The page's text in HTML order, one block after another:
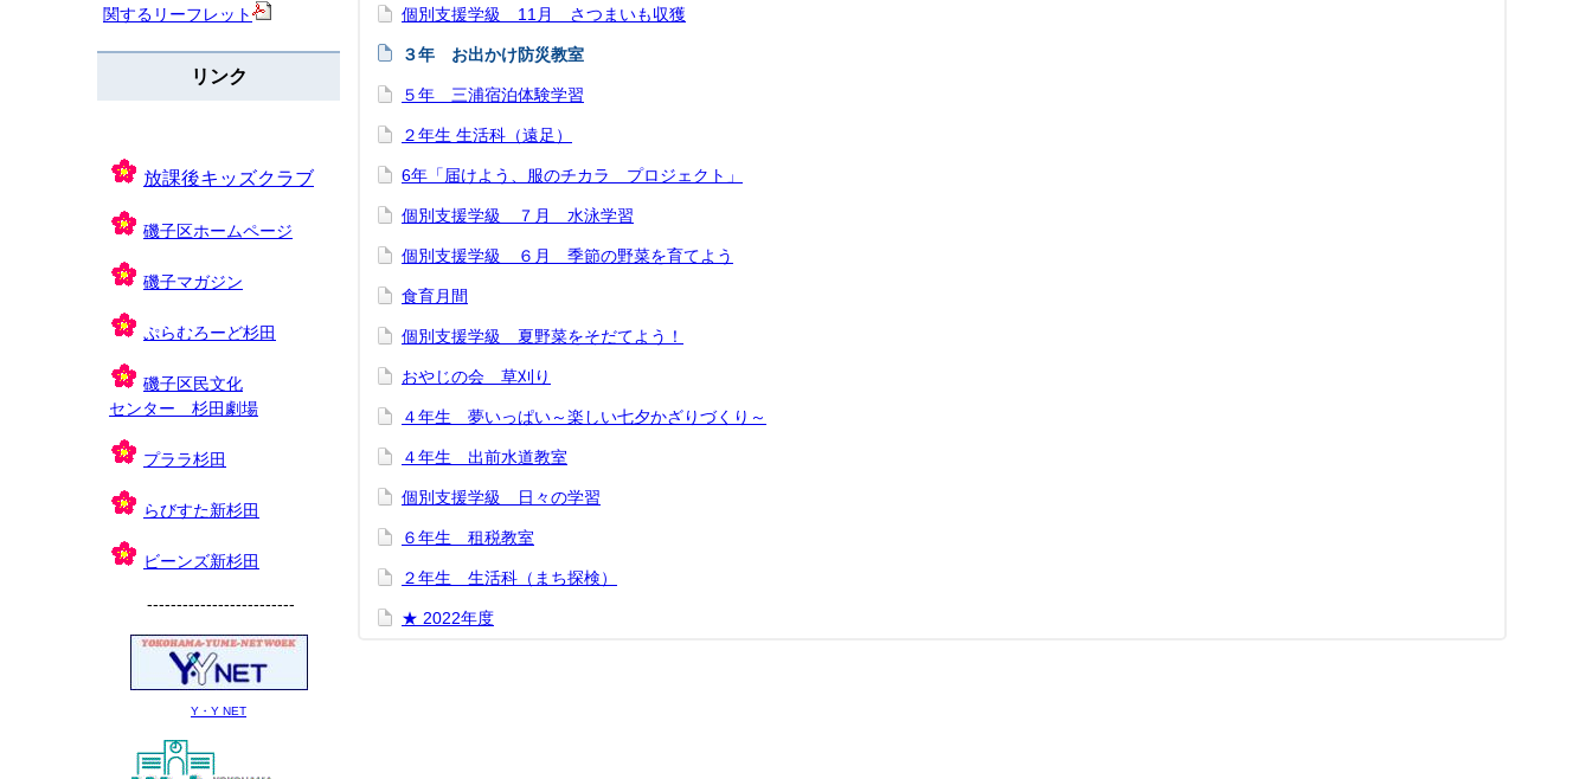
関するリーフレット
リンク
放課後キッズクラブ
磯子区ホームページ
磯子マガジン
ぷらむろーど杉田
磯子区民文化
センター 杉田劇場
プララ杉田
らびすた新杉田
ビーンズ新杉田
-------------------------
Y・Y NET
個別支援学級 11月 さつまいも収獲
３年 お出かけ防災教室
５年 三浦宿泊体験学習
２年生 生活科（遠足）
6年「届けよう、服のチカラ プロジェクト」
個別支援学級 ７月 水泳学習
個別支援学級 ６月 季節の野菜を育てよう
食育月間
個別支援学級 夏野菜をそだてよう！
おやじの会 草刈り
４年生 夢いっぱい～楽しい七夕かざりづくり～
４年生 出前水道教室
個別支援学級 日々の学習
６年生 租税教室
２年生 生活科（まち探検）
★ 2022年度